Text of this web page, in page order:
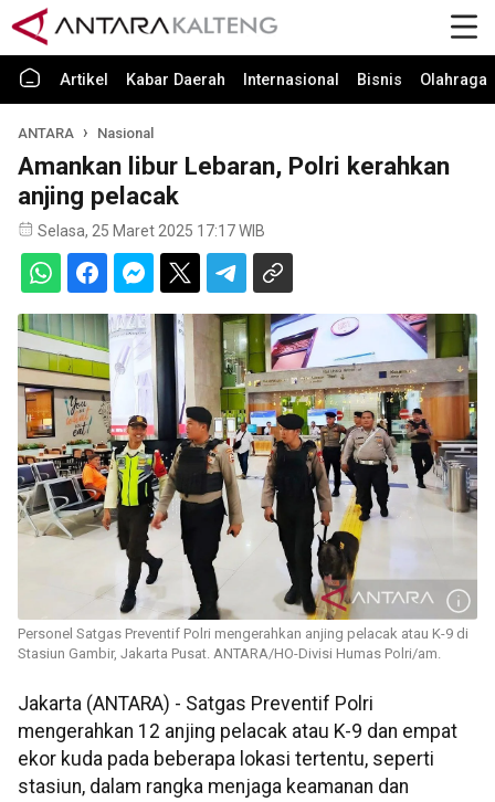
Artikel Kabar Daerah Internasional Bisnis Olahraga
ANTARA Nasional
Amankan libur Lebaran, Polri kerahkan
anjing pelacak
Selasa, 25 Maret 2025 17:17 WIB
Personel Satgas Preventif Polri mengerahkan anjing pelacak atau K-9 di
Stasiun Gambir, Jakarta Pusat. ANTARA/HO-Divisi Humas Polri/am.
Jakarta (ANTARA) - Satgas Preventif Polri
mengerahkan 12 anjing pelacak atau K-9 dan empat
ekor kuda pada beberapa lokasi tertentu, seperti
stasiun, dalam rangka menjaga keamanan dan